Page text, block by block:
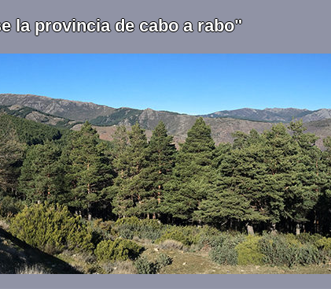
la provincia de cabo a rabo"